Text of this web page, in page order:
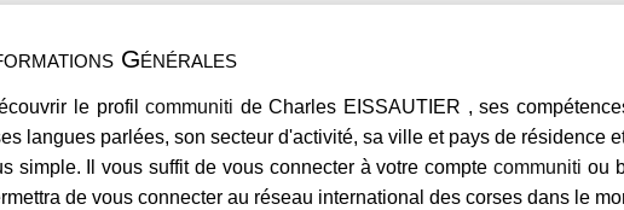
Générales
le profilcommuniti de Charles EISSAUTIER , ses
langues parlées, son secteur d'activité, sa ville et pays de résidence
simple. Il vous suffit de vous connecter à votre comptecommuniti ou
de vous connecter au réseau international des corses dans le